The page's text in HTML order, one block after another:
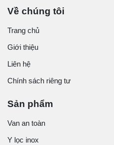
Về chúng tôi
Trang chủ
Giới thiệu
Liên hệ
Chính sách riêng tư
Sản phẩm
Van an toàn
Y lọc inox